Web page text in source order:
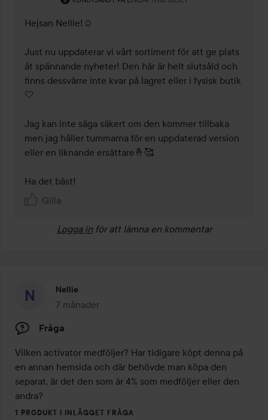
Hejsan Nellie!☺️
Just nu uppdaterar vi vårt sortiment för att ge plats
åt spännande nyheter! Den här är helt slutsåld och
finns dessvärre inte kvar på lagret eller i fysisk butik
🤍
Jag kan inte säga säkert om den kommer tillbaka
men jag håller tummarna för en uppdaterad version
eller en liknande ersättare🤞🥰
Ha det bäst!
Gilla
Logga in för att lämna en kommentar
Nellie
7 månader
Inlägget skapades 7 månader
Fråga
Vilken activator medföljer? Har tidigare köpt denna på
en annan hemsida och där behövde man köpa den
separat, är det den som är 4% som medföljer eller den
andra?
1 PRODUKT I INLÄGGET FRÅGA